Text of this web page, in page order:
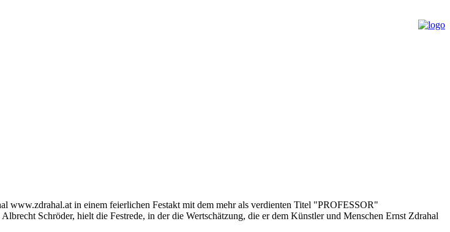
www.zdrahal.at in einem feierlichen Festakt mit dem mehr als verdienten Titel "PROFESSOR"
Schröder, hielt die Festrede, in der die Wertschätzung, die er dem Künstler und Menschen Ernst Zdrahal